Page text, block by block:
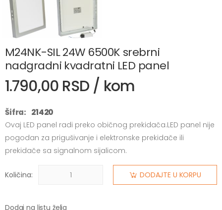
M24NK-SIL 24W 6500K srebrni
nadgradni kvadratni LED panel
1.790,00 RSD / kom
Šifra: 21420
Ovaj LED panel radi preko običnog prekidača.LED panel nije
pogodan za prigušivanje i elektronske prekidače ili
prekidače sa signalnom sijalicom.
Količina: DODAJTE U KORPU
Dodaj na listu želja